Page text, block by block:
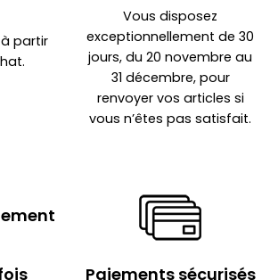
partir
Vous disposez
exceptionnellement de 30
jours, du 20 novembre au
31 décembre, pour
renvoyer vos articles si
vous n’êtes pas satisfait.
Paiements sécurisés